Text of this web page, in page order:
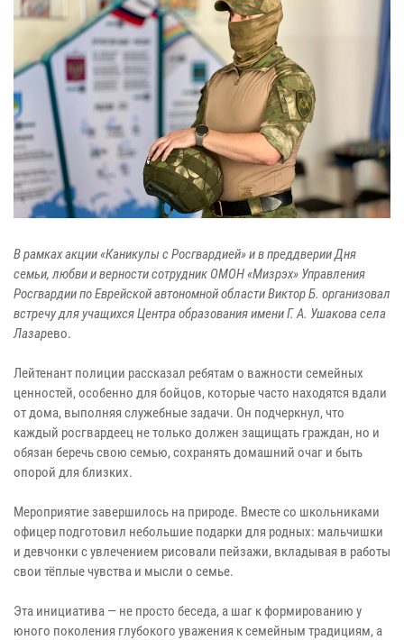
В рамках акции «Каникулы с Росгвардией» и в преддверии Дня
семьи, любви и верности сотрудник ОМОН «Мизрэх» Управления
Росгвардии по Еврейской автономной области Виктор Б. организовал
встречу для учащихся Центра образования имени Г. А. Ушакова села
Лазарево.
Лейтенант полиции рассказал ребятам о важности семейных
ценностей, особенно для бойцов, которые часто находятся вдали
от дома, выполняя служебные задачи. Он подчеркнул, что
каждый росгвардеец не только должен защищать граждан, но и
обязан беречь свою семью, сохранять домашний очаг и быть
опорой для близких.
Мероприятие завершилось на природе. Вместе со школьниками
офицер подготовил небольшие подарки для родных: мальчишки
и девчонки с увлечением рисовали пейзажи, вкладывая в работы
свои тёплые чувства и мысли о семье.
Эта инициатива — не просто беседа, а шаг к формированию у
юного поколения глубокого уважения к семейным традициям, а